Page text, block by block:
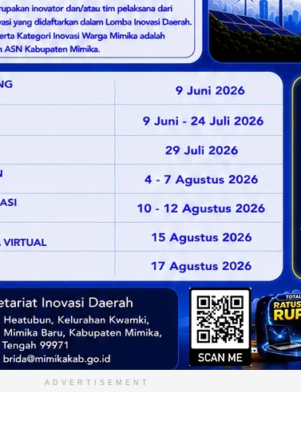
ADVERTISEMENT